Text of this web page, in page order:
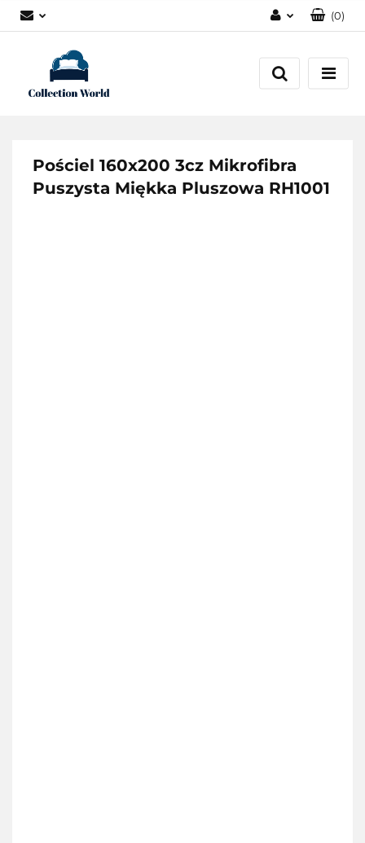
Zarejestruj się
(0)
Pościel 160x200 3cz Mikrofibra
Puszysta Miękka Pluszowa RH1001